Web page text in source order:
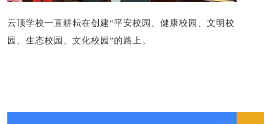
云顶学校一直耕耘在创建“平安校园、健康校园、文明校
园、生态校园、文化校园”的路上。